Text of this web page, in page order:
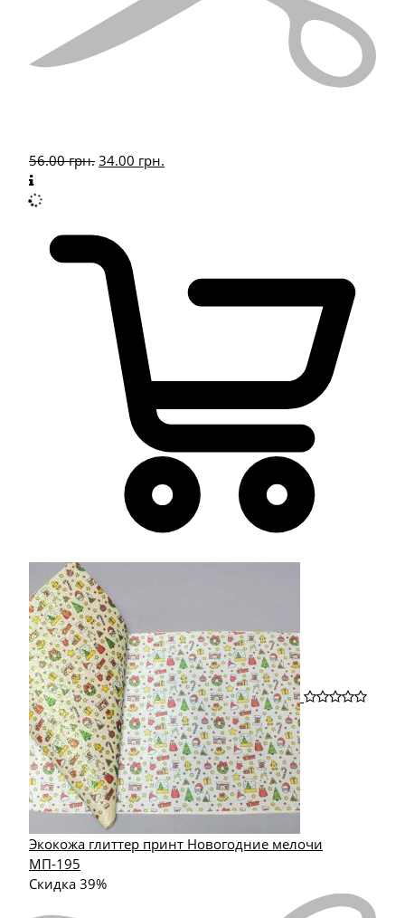
56.00грн. 34.00 грн.
Экокожа глиттер принт Новогодние мелочи
МП-195
Скидка 39%